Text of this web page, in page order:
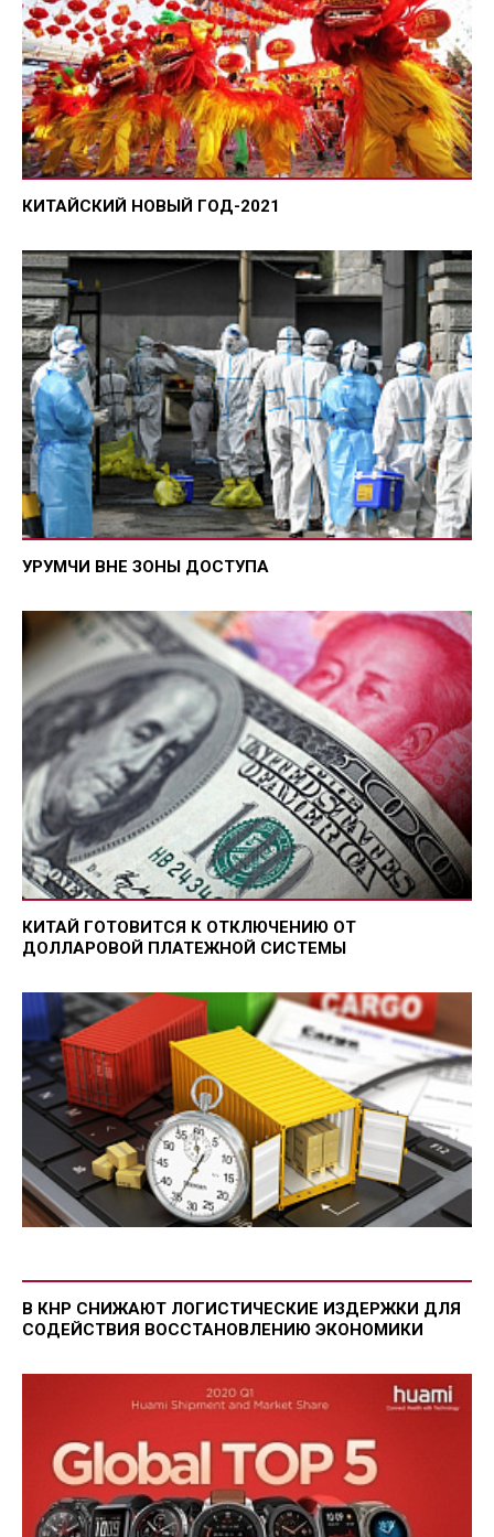
КИТАЙСКИЙ НОВЫЙ ГОД-2021
УРУМЧИ ВНЕ ЗОНЫ ДОСТУПА
КИТАЙ ГОТОВИТСЯ К ОТКЛЮЧЕНИЮ ОТ
ДОЛЛАРОВОЙ ПЛАТЕЖНОЙ СИСТЕМЫ
В КНР СНИЖАЮТ ЛОГИСТИЧЕСКИЕ ИЗДЕРЖКИ ДЛЯ
СОДЕЙСТВИЯ ВОССТАНОВЛЕНИЮ ЭКОНОМИКИ